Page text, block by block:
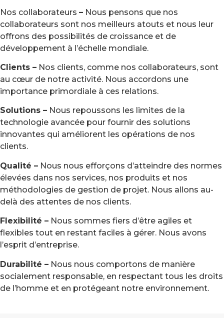
Nos collaborateurs – Nous pensons que nos
collaborateurs sont nos meilleurs atouts et nous leur
offrons des possibilités de croissance et de
développement à l’échelle mondiale.
Clients – Nos clients, comme nos collaborateurs, sont
au cœur de notre activité. Nous accordons une
importance primordiale à ces relations.
Solutions – Nous repoussons les limites de la
technologie avancée pour fournir des solutions
innovantes qui améliorent les opérations de nos
clients.
Qualité – Nous nous efforçons d’atteindre des normes
élevées dans nos services, nos produits et nos
méthodologies de gestion de projet. Nous allons au-
delà des attentes de nos clients.
Flexibilité – Nous sommes fiers d’être agiles et
flexibles tout en restant faciles à gérer. Nous avons
l’esprit d’entreprise.
Durabilité – Nous nous comportons de manière
socialement responsable, en respectant tous les droits
de l’homme et en protégeant notre environnement.